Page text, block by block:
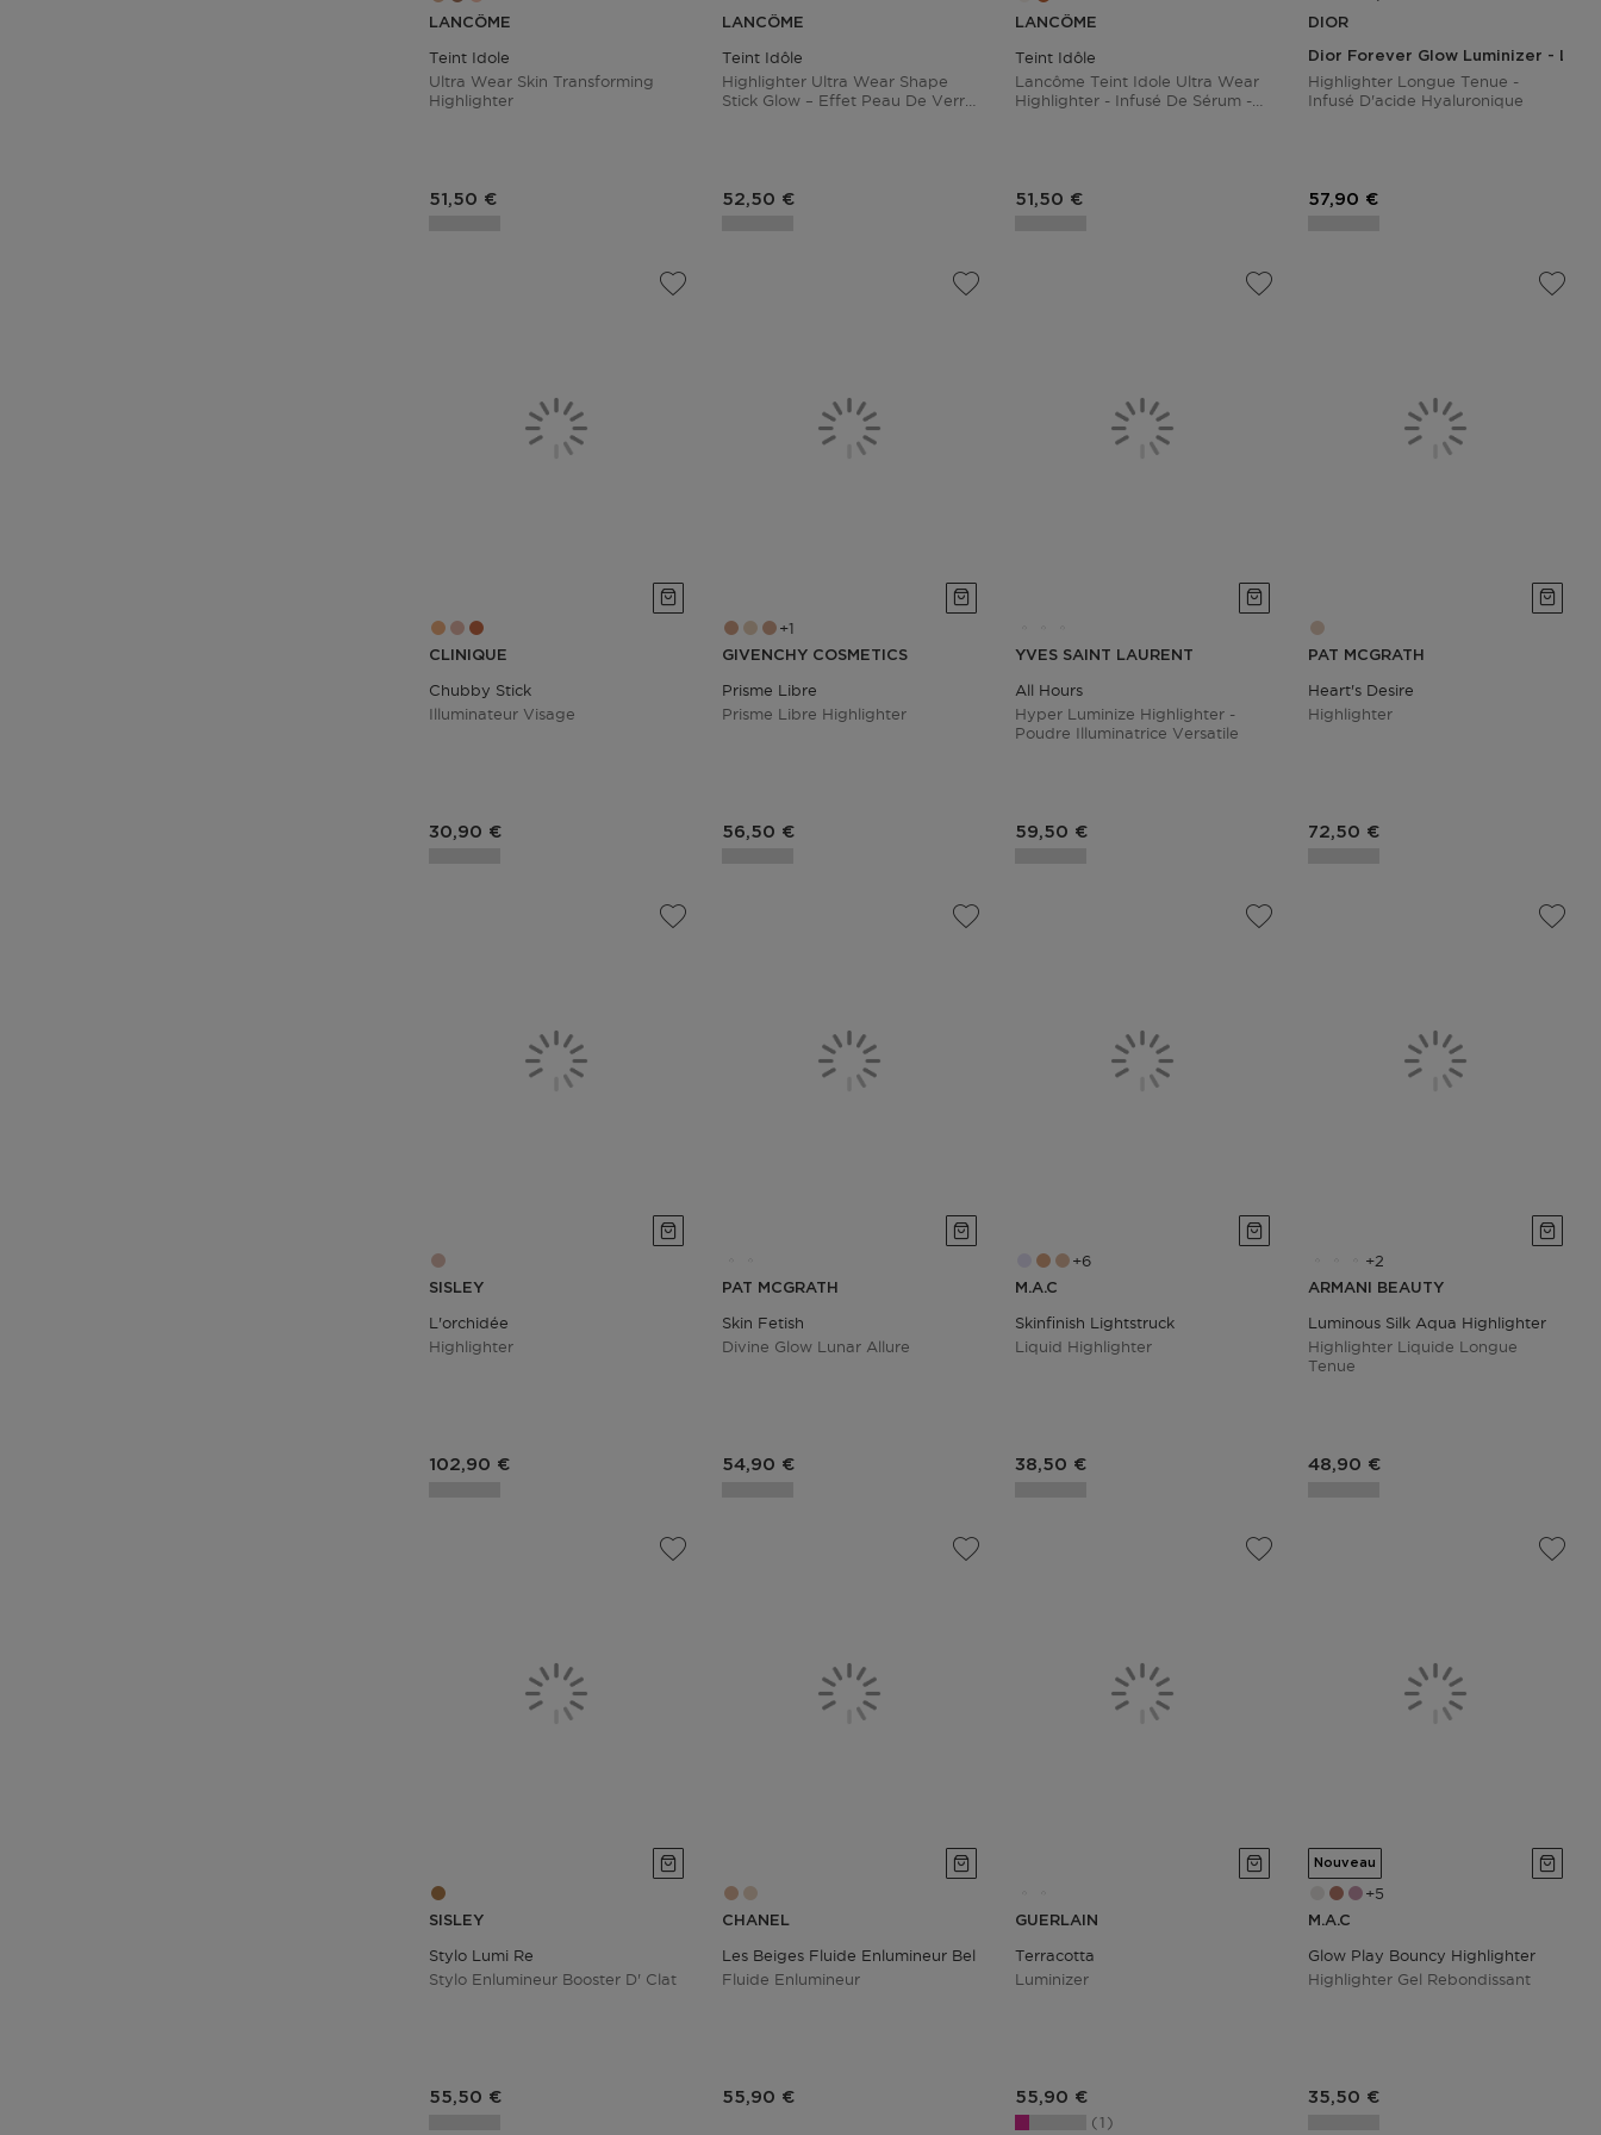
LANCÔME
Teint Idole
Ultra Wear Skin Transforming
Highlighter
Prix du produit
51,50 €
LANCÔME
Teint Idôle
Highlighter Ultra Wear Shape
Stick Glow – Effet Peau De Verre
Prix du produit
52,50 €
LANCÔME
Teint Idôle
Lancôme Teint Idole Ultra Wear
Highlighter - Infusé De Sérum -
Prix du produit
51,50 €
DIOR
Dior Forever Glow Luminizer -
Highlighter Longue Tenue -
Infusé D'acide Hyaluronique
Prix du produit
57,90 €
CLINIQUE
Chubby Stick
Illuminateur Visage
Prix du produit
30,90 €
1
GIVENCHY COSMETICS
Prisme Libre
Prisme Libre Highlighter
Prix du produit
56,50 €
YVES SAINT LAURENT
All Hours
Hyper Luminize Highlighter -
Poudre Illuminatrice Versatile
Prix du produit
59,50 €
PAT MCGRATH
Heart's Desire
Highlighter
Prix du produit
72,50 €
SISLEY
L'orchidée
Highlighter
Prix du produit
102,90 €
PAT MCGRATH
Skin Fetish
Divine Glow Lunar Allure
Prix du produit
54,90 €
6
M.A.C
Skinfinish Lightstruck
Liquid Highlighter
Prix du produit
38,50 €
2
ARMANI BEAUTY
Luminous Silk Aqua Highlighter
Highlighter Liquide Longue
Tenue
Prix du produit
48,90 €
SISLEY
Stylo Lumi Re
Stylo Enlumineur Booster D' Clat
Prix du produit
55,50 €
CHANEL
Les Beiges Fluide Enlumineur Belle Mine
Fluide Enlumineur
Prix du produit
55,90 €
GUERLAIN
Terracotta
Luminizer
Prix du produit
55,90 €
1
5
Nouveau
M.A.C
Glow Play Bouncy Highlighter
Highlighter Gel Rebondissant
Prix du produit
35,50 €